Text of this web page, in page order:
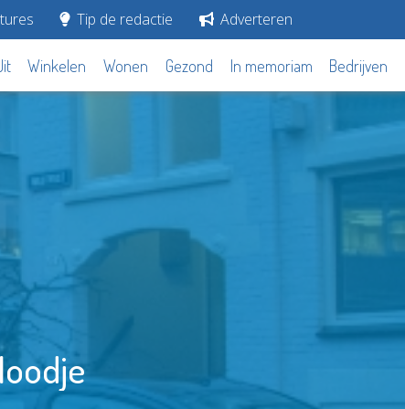
Tip de redactie Adverteren
Winkelen Wonen Gezond In memoriam Bedrijven